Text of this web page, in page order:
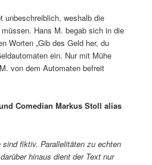
unbeschreiblich, weshalb die
Hans M. begab sich in die
Worten „Gib des Geld her, du
ein. Nur mit Mühe
von dem Automaten befreit
Comedian Markus Stoll alias
sind fiktiv. Parallelitäten zu echten
hinaus dient der Text nur